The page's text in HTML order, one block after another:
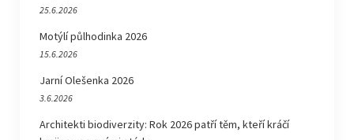
25.6.2026
Motýlí půlhodinka 2026
15.6.2026
Jarní Olešenka 2026
3.6.2026
Architekti biodiverzity: Rok 2026 patří těm, kteří kráčí